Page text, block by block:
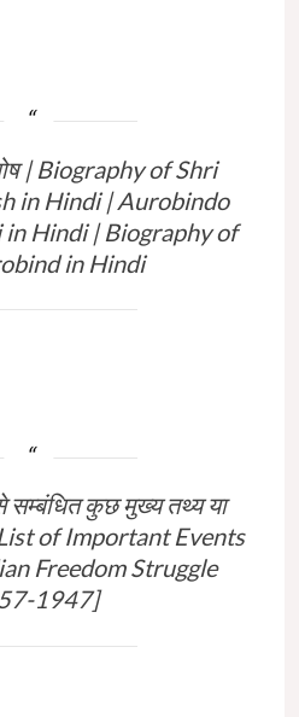
| Biography of Shri
in Hindi | Aurobindo
in Hindi | Biography of
in Hindi
सम्बंधित कुछ मुख्य तथ्य या
List of Important Events
Freedom Struggle
1947]